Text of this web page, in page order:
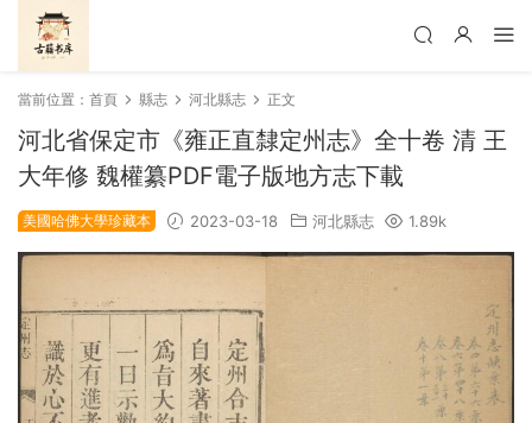
當前位置： 首頁 縣志 河北縣志 正文
河北省保定市《雍正直隸定州志》全十卷 清 王
大年修 魏權纂PDF電子版地方志下載
美國哈佛大學珍藏本 2023-03-18 河北縣志 1.89k